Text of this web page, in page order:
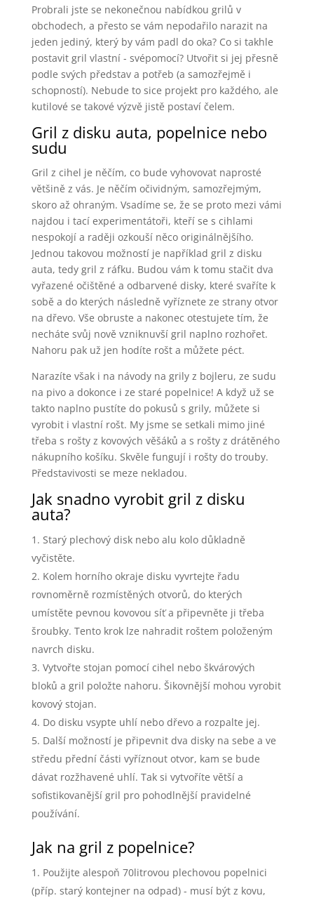
Probrali jste se nekonečnou nabídkou grilů v
obchodech, a přesto se vám nepodařilo narazit na
jeden jediný, který by vám padl do oka? Co si takhle
postavit gril vlastní - svépomocí? Utvořit si jej přesně
podle svých představ a potřeb (a samozřejmě i
schopností). Nebude to sice projekt pro každého, ale
kutilové se takové výzvě jistě postaví čelem.
Gril z disku auta, popelnice nebo
sudu
Gril z cihel je něčím, co bude vyhovovat naprosté
většině z vás. Je něčím očividným, samozřejmým,
skoro až ohraným. Vsadíme se, že se proto mezi vámi
najdou i tací experimentátoři, kteří se s cihlami
nespokojí a raději ozkouší něco originálnějšího.
Jednou takovou možností je například gril z disku
auta, tedy gril z ráfku. Budou vám k tomu stačit dva
vyřazené očištěné a odbarvené disky, které svaříte k
sobě a do kterých následně vyříznete ze strany otvor
na dřevo. Vše obruste a nakonec otestujete tím, že
necháte svůj nově vzniknuvší gril naplno rozhořet.
Nahoru pak už jen hodíte rošt a můžete péct.
Narazíte však i na návody na grily z bojleru, ze sudu
na pivo a dokonce i ze staré popelnice! A když už se
takto naplno pustíte do pokusů s grily, můžete si
vyrobit i vlastní rošt. My jsme se setkali mimo jiné
třeba s rošty z kovových věšáků a s rošty z drátěného
nákupního košíku. Skvěle fungují i rošty do trouby.
Představivosti se meze nekladou.
Jak snadno vyrobit gril z disku
auta?
Starý plechový disk nebo alu kolo důkladně
vyčistěte.
Kolem horního okraje disku vyvrtejte řadu
rovnoměrně rozmístěných otvorů, do kterých
umístěte pevnou kovovou síť a připevněte ji třeba
šroubky. Tento krok lze nahradit roštem položeným
navrch disku.
Vytvořte stojan pomocí cihel nebo škvárových
bloků a gril položte nahoru. Šikovnější mohou vyrobit
kovový stojan.
Do disku vsypte uhlí nebo dřevo a rozpalte jej.
Další možností je připevnit dva disky na sebe a ve
středu přední části vyříznout otvor, kam se bude
dávat rozžhavené uhlí. Tak si vytvoříte větší a
sofistikovanější gril pro pohodlnější pravidelné
používání.
Jak na gril z popelnice?
Použijte alespoň 70litrovou plechovou popelnici
(příp. starý kontejner na odpad) - musí být z kovu,